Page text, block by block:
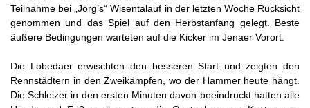
Teilnahme bei „Jörg’s“ Wisentalauf in der letzten Woche Rücksicht
genommen und das Spiel auf den Herbstanfang gelegt. Beste
äußere Bedingungen warteten auf die Kicker im Jenaer Vorort.
Die Lobedaer erwischten den besseren Start und zeigten den
Rennstädtern in den Zweikämpfen, wo der Hammer heute hängt.
Die Schleizer in den ersten Minuten davon beeindruckt hatten alle